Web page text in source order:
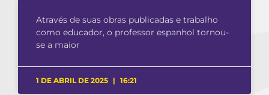
Através de suas obras publicadas e trabalho
como educador, o professor espanhol tornou-
se a maior
1 DE ABRIL DE 2025 16:21